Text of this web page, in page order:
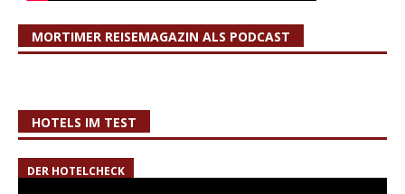
MORTIMER REISEMAGAZIN ALS PODCAST
HOTELS IM TEST
DER HOTELCHECK